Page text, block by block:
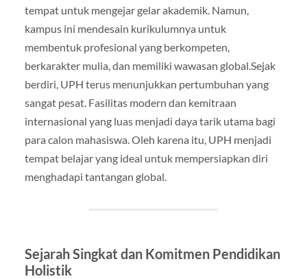
tempat untuk mengejar gelar akademik. Namun,
kampus ini mendesain kurikulumnya untuk
membentuk profesional yang berkompeten,
berkarakter mulia, dan memiliki wawasan global.Sejak
berdiri, UPH terus menunjukkan pertumbuhan yang
sangat pesat. Fasilitas modern dan kemitraan
internasional yang luas menjadi daya tarik utama bagi
para calon mahasiswa. Oleh karena itu, UPH menjadi
tempat belajar yang ideal untuk mempersiapkan diri
menghadapi tantangan global.
Sejarah Singkat dan Komitmen Pendidikan
Holistik